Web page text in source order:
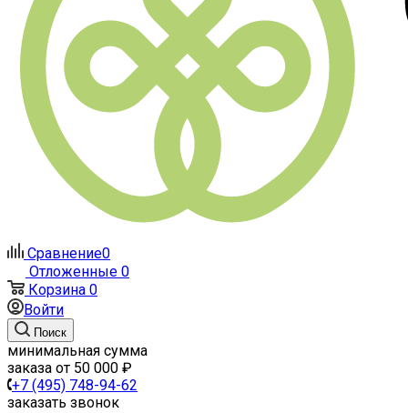
Сравнение0
Отложенные 0
Корзина 0
Войти
Поиск
минимальная сумма
заказа от 50 000 ₽
+7 (495) 748-94-62
заказать звонок